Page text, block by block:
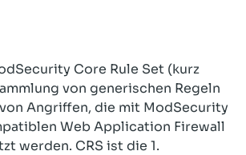
Core Rule Set (kurz
von generischen Regeln
Angriffen, die mit ModSecurity
Web Application Firewall
werden. CRS ist die 1.